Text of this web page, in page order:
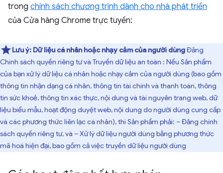
trong chính sách chương trình dành cho nhà phát triển
của Cửa hàng Chrome trực tuyến:
Lưu ý: Dữ liệu cá nhân hoặc nhạy cảm của người dùngĐăng
Chính sách quyền riêng tư và Truyền dữ liệu an toàn : Nếu Sản phẩm
của bạn xử lý dữ liệu cá nhân hoặc nhạy cảm của người dùng (bao gồm
thông tin nhận dạng cá nhân, thông tin tài chính và thanh toán, thông
tin sức khoẻ, thông tin xác thực, nội dung và tài nguyên trang web, dữ
liệu biểu mẫu, hoạt động duyệt web, nội dung do người dùng cung cấp
và các phương thức liên lạc cá nhân), thì Sản phẩm phải: – Đăng chính
sách quyền riêng tư, và – Xử lý dữ liệu người dùng bằng phương thức
mã hoá hiện đại, bao gồm cả việc truyền dữ liệu người dùng